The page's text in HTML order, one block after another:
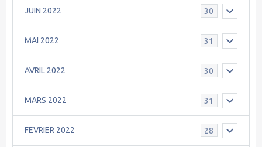
JUIN 2022 30
MAI 2022 31
AVRIL 2022 30
MARS 2022 31
FEVRIER 2022 28